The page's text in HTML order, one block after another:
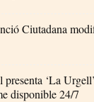
Ciutadana
‘La
disponible 24/7